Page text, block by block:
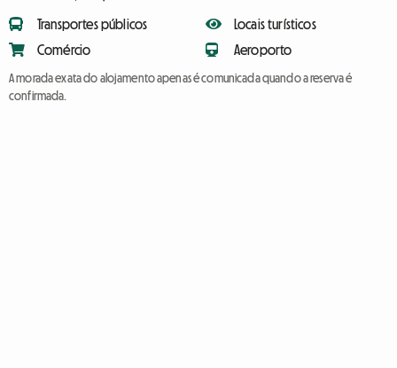
Transportes públicos
Comércio
Locais turísticos
Aeroporto
A morada exata do alojamento apenas é comunicada quando a reserva é
confirmada.